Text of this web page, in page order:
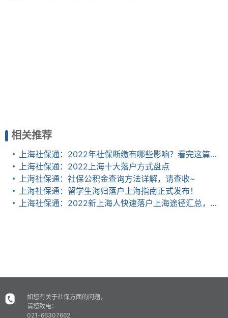
相关推荐
上海社保通：2022年社保断缴有哪些影响？看完这篇全明白了
上海社保通：2022上海十大落户方式盘点
上海社保通：社保公积金查询方法详解，请查收~
上海社保通：留学生海归落户上海指南正式发布！
上海社保通：2022新上海人快速落户上海途径汇总，新政条件、政策放宽
如您有关于社保方面的问题，
请您致电：
021-66307662